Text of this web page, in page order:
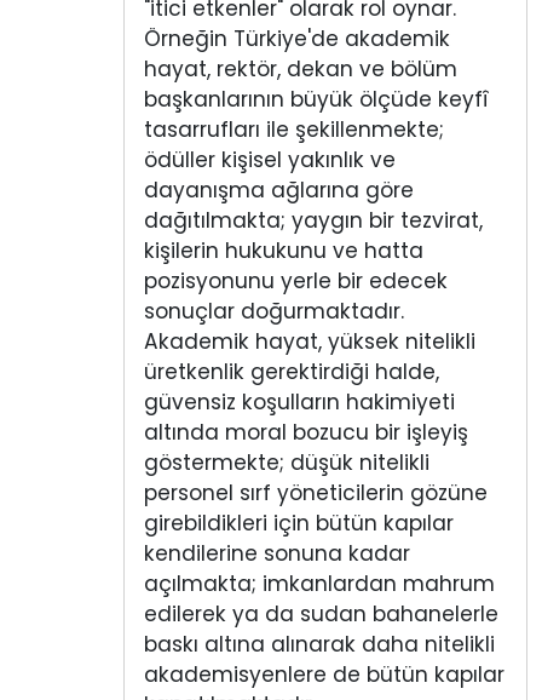
"itici etkenler" olarak rol oynar.
Örneğin Türkiye'de akademik
hayat, rektör, dekan ve bölüm
başkanlarının büyük ölçüde keyfî
tasarrufları ile şekillenmekte;
ödüller kişisel yakınlık ve
dayanışma ağlarına göre
dağıtılmakta; yaygın bir tezvirat,
kişilerin hukukunu ve hatta
pozisyonunu yerle bir edecek
sonuçlar doğurmaktadır.
Akademik hayat, yüksek nitelikli
üretkenlik gerektirdiği halde,
güvensiz koşulların hakimiyeti
altında moral bozucu bir işleyiş
göstermekte; düşük nitelikli
personel sırf yöneticilerin gözüne
girebildikleri için bütün kapılar
kendilerine sonuna kadar
açılmakta; imkanlardan mahrum
edilerek ya da sudan bahanelerle
baskı altına alınarak daha nitelikli
akademisyenlere de bütün kapılar